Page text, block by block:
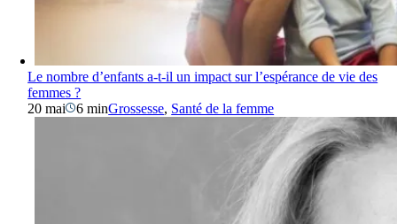
Le nombre d’enfants a-t-il un impact sur l’espérance de vie des
femmes ?
20 mai
6 minGrossesse, Santé de la femme